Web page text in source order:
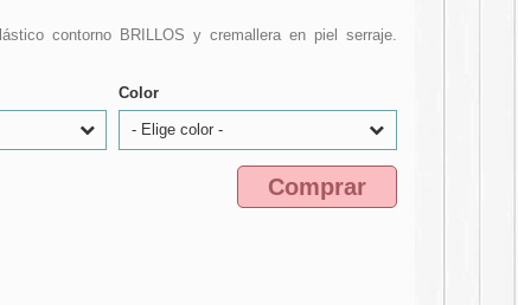
contorno BRILLOS y cremallera en piel serraje.
Color
- Elige color -
Comprar